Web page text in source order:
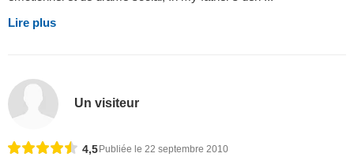
Lire plus
Un visiteur
4,5 Publiée le 22 septembre 2010